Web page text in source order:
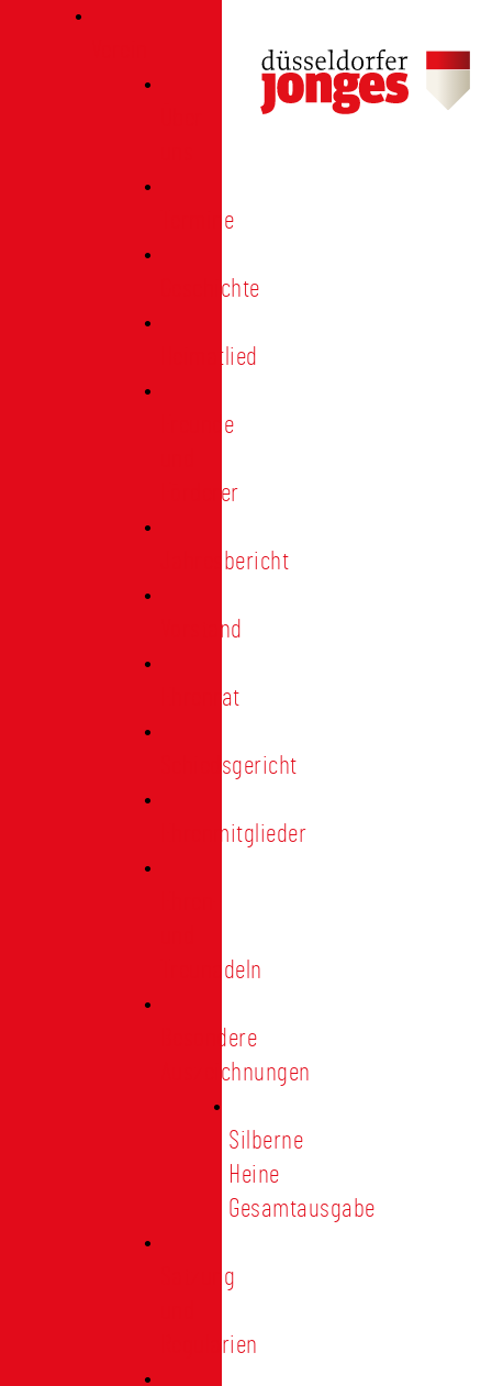
Termine
Geschichte
Heimatlied
Freunde
Förderer
Jahresbericht
Vorstand
Ehrenrat
Schiedsgericht
Ehrenmitglieder
Treunadeln
Besondere
Auszeichnungen
Silberne
Heine
Gesamtausgabe
Satzung
Regularien